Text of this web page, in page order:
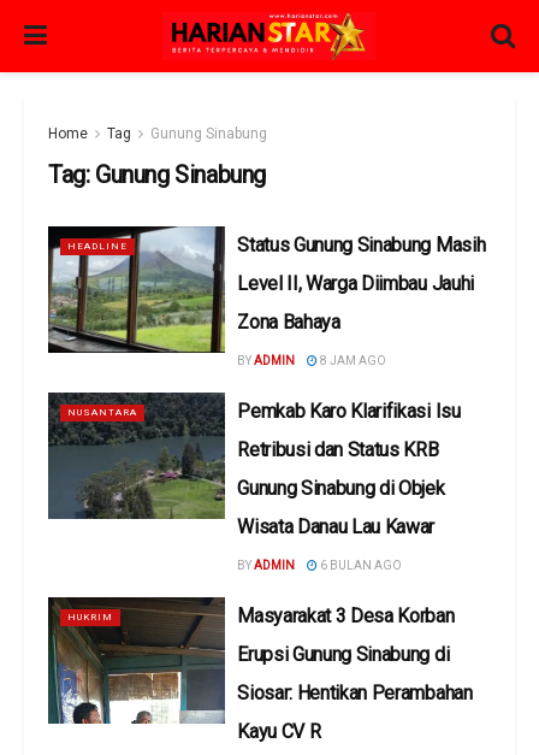
Home Tag Gunung Sinabung
Tag: Gunung Sinabung
HEADLINE
Status Gunung Sinabung Masih
Level II, Warga Diimbau Jauhi
Zona Bahaya
BYADMIN 8 JAM AGO
NUSANTARA
Pemkab Karo Klarifikasi Isu
Retribusi dan Status KRB
Gunung Sinabung di Objek
Wisata Danau Lau Kawar
BYADMIN 6 BULAN AGO
HUKRIM
Masyarakat 3 Desa Korban
Erupsi Gunung Sinabung di
Siosar: Hentikan Perambahan
Kayu CV R